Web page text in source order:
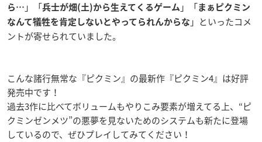
ら… 」「兵士が畑(土)から生えてくるゲーム 」「まぁピクミン
なんて犠牲を肯定しないとやってられんからな 」といったコメ
ントが寄せられていました。
こんな諸行無常な『ピクミン』の最新作『ピクミン4』は好評
発売中です！
過去3作に比べてボリュームもやりこみ要素が増えてる上、“ピ
クミンゼンメツ”の悪夢を見ないためのシステムも新たに登場
しているので、ぜひプレイしてみてください！